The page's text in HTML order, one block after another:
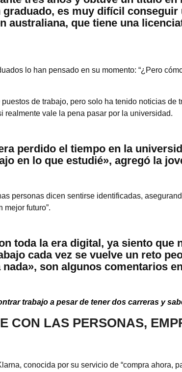
es muy difícil conseguir
australiana, que tiene una
lo han pensado en su momento: “¿Pero
de trabajo, pero solo ha tenido noticias de
realmente vale la pena pasar por la universidad.
perdido el tiempo en la
en lo que estudié», agregó la
personas dicen sentirse identificadas,
mejor futuro”.
toda la era digital, ya siento que
cada vez se vuelve un reto
son algunos comentarios
trabajo a pesar de tener dos carreras y
CON LAS PERSONAS,
conocida por su servicio de “compra ahora,